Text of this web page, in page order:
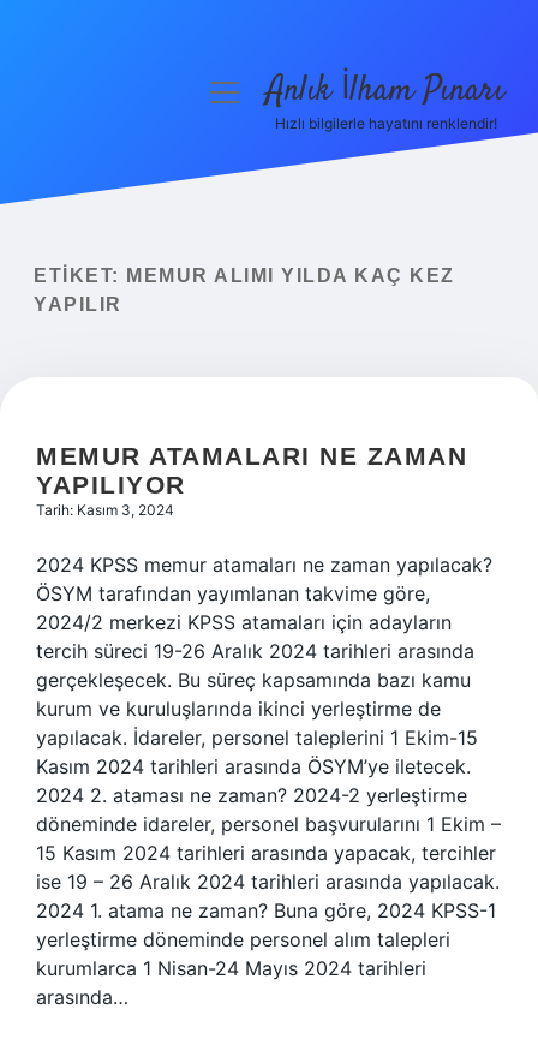
Yasal Uyarı
menüyüAnlık İlham Pınarı
Hızlı bilgilerle hayatını renklendir!
ETIKET:
MEMUR ALIMI YILDA KAÇ KEZ
YAPILIR
MEMUR ATAMALARI NE ZAMAN
YAPILIYOR
Tarih: Kasım 3, 2024
2024 KPSS memur atamaları ne zaman yapılacak?
ÖSYM tarafından yayımlanan takvime göre,
2024/2 merkezi KPSS atamaları için adayların
tercih süreci 19-26 Aralık 2024 tarihleri ​​arasında
gerçekleşecek. Bu süreç kapsamında bazı kamu
kurum ve kuruluşlarında ikinci yerleştirme de
yapılacak. İdareler, personel taleplerini 1 Ekim-15
Kasım 2024 tarihleri ​​arasında ÖSYM’ye iletecek.
2024 2. ataması ne zaman? 2024-2 yerleştirme
döneminde idareler, personel başvurularını 1 Ekim –
15 Kasım 2024 tarihleri ​​arasında yapacak, tercihler
ise 19 – 26 Aralık 2024 tarihleri ​​arasında yapılacak.
2024 1. atama ne zaman? Buna göre, 2024 KPSS-1
yerleştirme döneminde personel alım talepleri
kurumlarca 1 Nisan-24 Mayıs 2024 tarihleri ​​
arasında…